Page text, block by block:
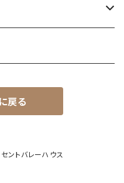
戻る
トバレーハウス